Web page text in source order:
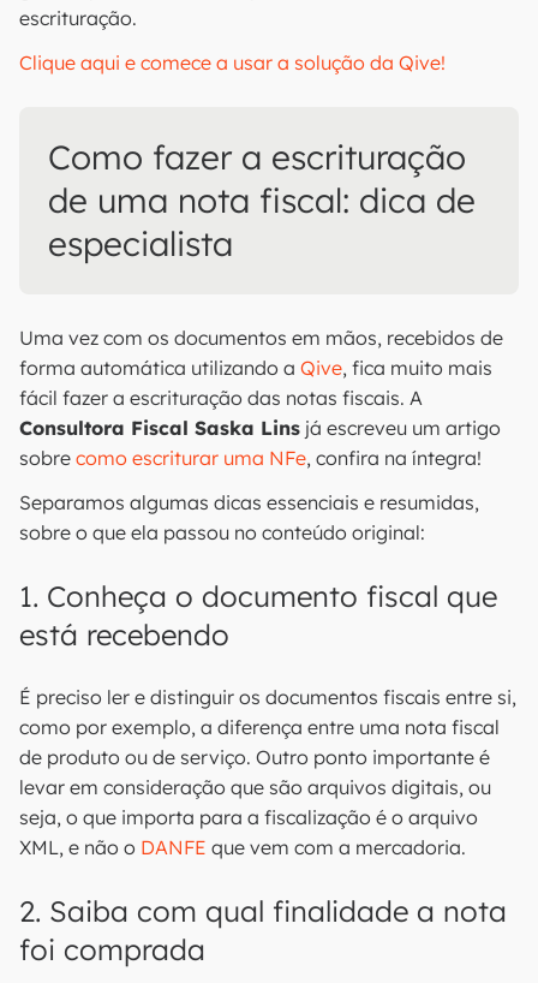
escrituração.
Clique aqui e comece a usar a solução da Qive!
Como fazer a escrituração
de uma nota fiscal: dica de
especialista
Uma vez com os documentos em mãos, recebidos de
forma automática utilizando a Qive, fica muito mais
fácil fazer a escrituração das notas fiscais. A
Consultora Fiscal Saska Lins já escreveu um artigo
sobre como escriturar uma NFe, confira na íntegra!
Separamos algumas dicas essenciais e resumidas,
sobre o que ela passou no conteúdo original:
1. Conheça o documento fiscal que
está recebendo
É preciso ler e distinguir os documentos fiscais entre si,
como por exemplo, a diferença entre uma nota fiscal
de produto ou de serviço. Outro ponto importante é
levar em consideração que são arquivos digitais, ou
seja, o que importa para a fiscalização é o arquivo
XML, e não o DANFE que vem com a mercadoria.
2. Saiba com qual finalidade a nota
foi comprada